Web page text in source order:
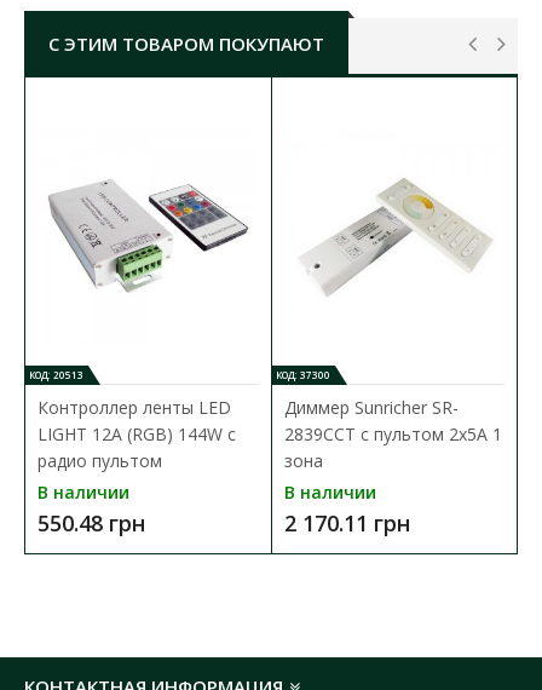
С ЭТИМ ТОВАРОМ ПОКУПАЮТ
КОД: 20513
Контроллер ленты LED
LIGHT 12A (RGB) 144W с
радио пультом
В наличии
550.48 грн
КОД: 37300
Диммер Sunricher SR-
2839CCT с пультом 2х5А 1
зона
В наличии
2 170.11 грн